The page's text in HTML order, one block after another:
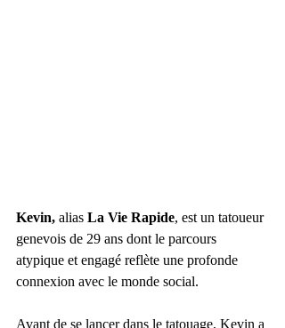
Kevin, alias La Vie Rapide, est un tatoueur
genevois de 29 ans dont le parcours
atypique et engagé reflète une profonde
connexion avec le monde social.
Avant de se lancer dans le tatouage, Kevin a